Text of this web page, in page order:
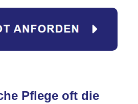
Pflege oft die